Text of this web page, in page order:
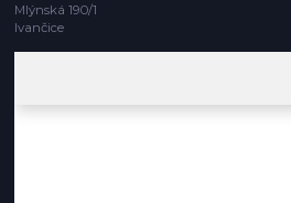
Mlýnská 190/1
Ivančice